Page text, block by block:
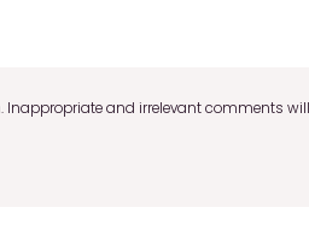
and irrelevant comments